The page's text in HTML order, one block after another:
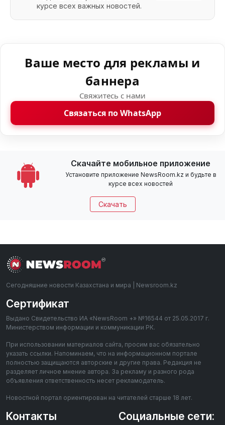
курсе всех важных новостей.
Ваше место для рекламы и
баннера
Свяжитесь с нами
Связаться по WhatsApp
Скачайте мобильное приложение
Установите приложение NewsRoom.kz и будьте в
курсе всех новостей
Скачать
Сегодняшние новости Казахстана и мира | Newsroom.kz
Сертификат
Выдано Свидетельство ИА «NewsRoom +» №16544 от 25.05.2017 г.
Министерством информации и коммуникации РК.
При использовании материалов сайта, просим вас обязательно
указать ссылки. Напоминаем, что на информационном портале
полностью защищаются авторские и другие права. Редакция не
разделяет личное мнение автора. За рекламу и разного рода
объявления ответственность несет рекламодатель.
Новостной портал ориентирован на читателей старше 18 лет.
Контакты Социальные сети: